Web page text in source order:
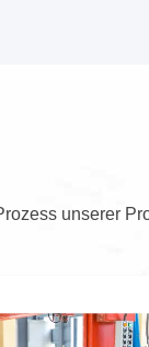
unserer